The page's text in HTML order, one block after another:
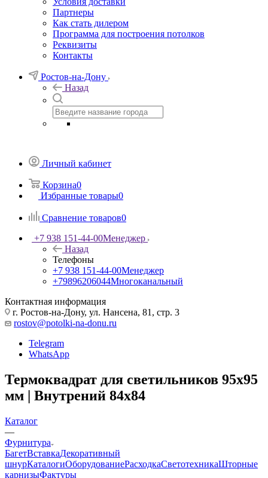
Партнеры
Как стать дилером
Программа для построения потолков
Реквизиты
Контакты
Ростов-на-Дону
Назад
Личный кабинет
Корзина0
Избранные товары0
Сравнение товаров0
+7 938 151-44-00Менеджер
Назад
Телефоны
+7 938 151-44-00Менеджер
+79896206044Многоканальный
Контактная информация
г. Ростов-на-Дону, ул. Нансена, 81, стр. 3
rostov@potolki-na-donu.ru
Telegram
WhatsApp
Термоквадрат для светильников 95х95
мм | Внутрений 84х84
Каталог
—
Фурнитура
БагетВставкаДекоративный
шнурКаталогиОборудованиеРасходкаСветотехникаШторные
карнизыФактуры